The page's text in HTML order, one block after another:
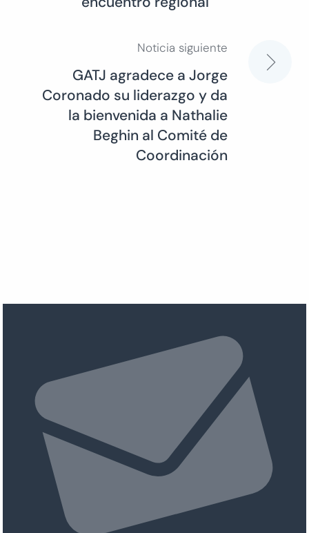
entradas
Noticia siguiente
GATJ agradece a Jorge
Coronado su liderazgo y da
la bienvenida a Nathalie
Beghin al Comité de
Coordinación